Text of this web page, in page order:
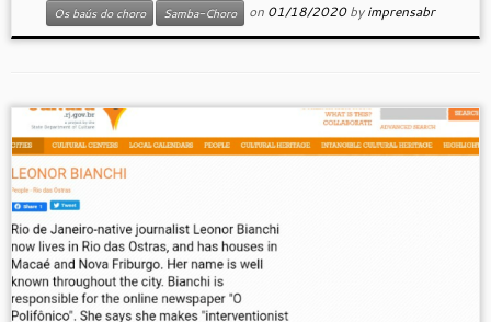
Os baús do choro
Samba-Choro on 01/18/2020 byimprensabr